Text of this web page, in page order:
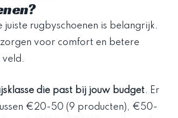
juiste rugbyschoenen is belangrijk.
zorgen voor comfort en betere
veld.
die past bij jouw budget. Er
€20-50 (9 producten), €50-